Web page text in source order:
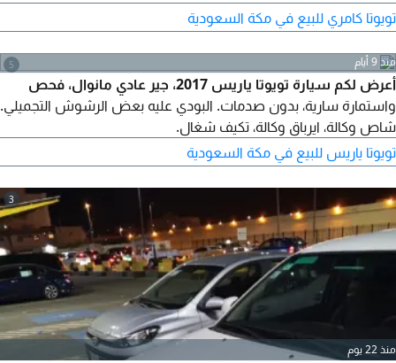
المواصفات مفاتيح / جنوط مراتب مخمل نظيفة
تويوتا كامري للبيع في مكة السعودية
5 منذ 9 أيام
أعرض لكم سيارة تويوتا ياريس 2017، جير عادي مانوال، فحص
واستمارة سارية، بدون صدمات. البودي عليه بعض الرشوش التجميلي.
شاص وكالة، ايرباق وكالة، تكيف شغال.
تويوتا ياريس للبيع في مكة السعودية
3
منذ 22 يوم